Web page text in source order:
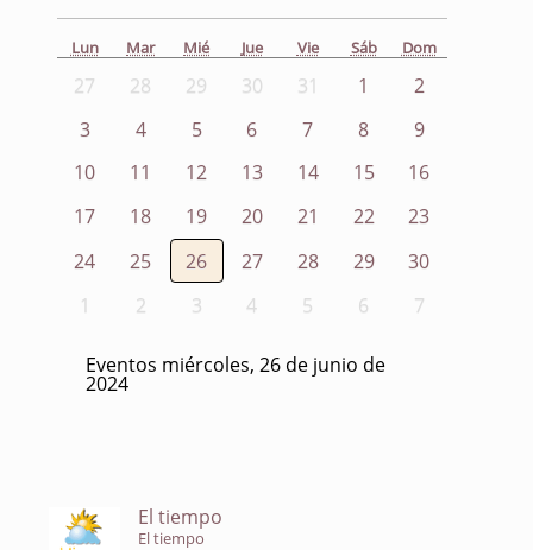
Lun Mar Mié Jue Vie Sáb Dom
27 28 29 30 31 1
2
3
4 5 6 7 8
9
10
11 12 13 14 15
16
17
18 19 20 21 22
23
24
25 26 27 28 29
30
1
2 3 4 5 6 7
Eventos miércoles, 26 de junio de
2024
El tiempo
El tiempo